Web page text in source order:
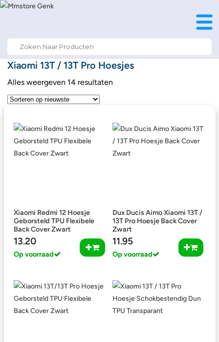
Xiaomi 13T / 13T Pro Hoesjes
Alles weergeven 14 resultaten
Xiaomi Redmi 12 Hoesje
Geborsteld TPU Flexibele
Back Cover Zwart
13.20
Op voorraad
Dux Ducis Aimo Xiaomi 13T /
13T Pro Hoesje Back Cover
Zwart
11.95
Op voorraad